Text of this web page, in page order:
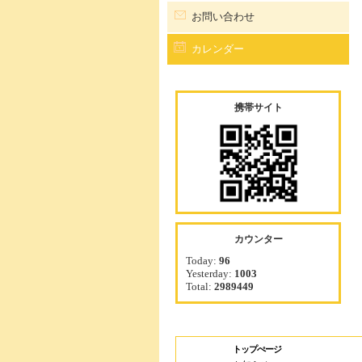
お問い合わせ
カレンダー
携帯サイト
カウンター
Today: 96
Yesterday: 1003
Total: 2989449
トップぺージ